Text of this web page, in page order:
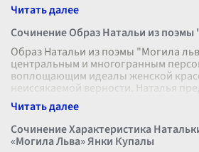
Сочинение Образ Натальи из
Образ Натальи из поэмы "Могила
центральным и многогранным
воплощающим идеалы женской
неиссякаемой верности. Наталья
Сочинение Характеристика
«Могила Льва» Янки Купалы